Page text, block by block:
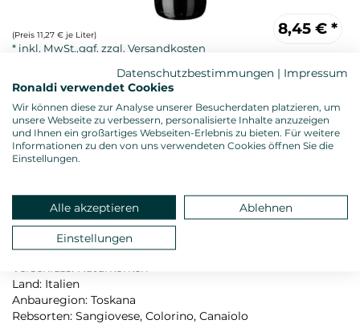
8,45 € *
(Preis 11,27 € je Liter)
Alkoholgehalt: 13,5 %vol.
Gesamtsäure: 5,40 g/l
Restzucker: 1,59 g/l
Allergenhinweis: enthält Sulfite
Verschluss: Naturkorken
Land: Italien
Anbauregion: Toskana
Rebsorten: Sangiovese, Colorino, Canaiolo
Datenschutzbestimmungen | Impressum
Ronaldi verwendet Cookies
Wir können diese zur Analyse unserer Besucherdaten platzieren, um
unsere Webseite zu verbessern, personalisierte Inhalte anzuzeigen
und Ihnen ein großartiges Webseiten-Erlebnis zu bieten. Für weitere
Informationen zu den von uns verwendeten Cookies öffnen Sie die
Einstellungen.
Alle akzeptieren Ablehnen
Einstellungen